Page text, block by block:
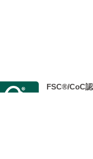
FSC®/CoC認